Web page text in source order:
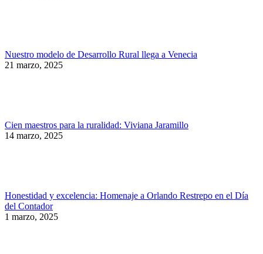
Nuestro modelo de Desarrollo Rural llega a Venecia
21 marzo, 2025
Cien maestros para la ruralidad: Viviana Jaramillo
14 marzo, 2025
Honestidad y excelencia: Homenaje a Orlando Restrepo en el Día
del Contador
1 marzo, 2025